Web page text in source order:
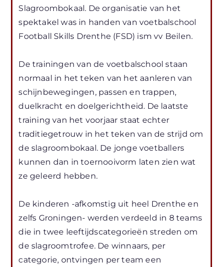
Slagroombokaal. De organisatie van het
spektakel was in handen van voetbalschool
Football Skills Drenthe (FSD) ism vv Beilen.
De trainingen van de voetbalschool staan
normaal in het teken van het aanleren van
schijnbewegingen, passen en trappen,
duelkracht en doelgerichtheid. De laatste
training van het voorjaar staat echter
traditiegetrouw in het teken van de strijd om
de slagroombokaal. De jonge voetballers
kunnen dan in toernooivorm laten zien wat
ze geleerd hebben.
De kinderen -afkomstig uit heel Drenthe en
zelfs Groningen- werden verdeeld in 8 teams
die in twee leeftijdscategorieën streden om
de slagroomtrofee. De winnaars, per
categorie, ontvingen per team een